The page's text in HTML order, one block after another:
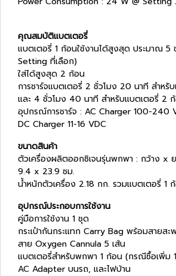
คุณสมบัติแบตเตอรี่
แบตเตอรี่ 1 ก้อนใช้งานได้สูงสุด ประมาณ
Setting ที่เลือก)
ใส่ได้สูงสุด 2 ก้อน
การชาร์จแบตเตอรี่ 2 ชั่วโมง 20 นาที สำหรั
และ 4 ชั่วโมง 40 นาที สำหรับแบตเตอรี่ 2
อุปกรณ์การชาร์จ : AC Charger 100-240
DC Charger 11-16 VDC
ขนาดสินค้า
ตัวเครื่องผลิตออกซิเจนรุ่นพกพา : กว้าง x
9.4 x 23.9 ซม.
น้ำหนักตัวเครื่อง 2.18 กก. รวมแบตเตอรี่ 1 ก้
อุปกรณ์ประกอบการใช้งาน
คู่มือการใช้งาน 1 ชุด
กระเป๋ากันกระแทก Carry Bag พร้อมสายสะ
สาย Oxygen Cannula 5 เส้น
แบตเตอรี่สำหรับพกพา 1 ก้อน (กรณีซื้อเพิ่
AC Adapter บนรถ, และไฟบ้าน